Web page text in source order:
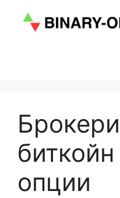
съдържанието
опции